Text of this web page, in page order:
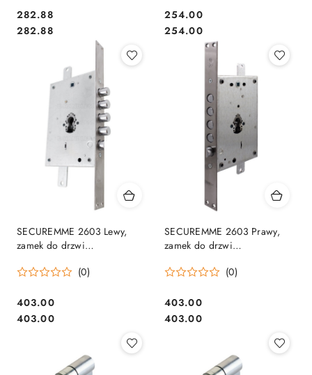
Cena:
282.88
Cena:
282.88
Cena:
254.00
Cena:
254.00
SECUREMME 2603 Lewy,
zamek do drzwi
(0)
Cena:
403.00
Cena:
403.00
SECUREMME 2603 Prawy,
zamek do drzwi
(0)
Cena:
403.00
Cena:
403.00